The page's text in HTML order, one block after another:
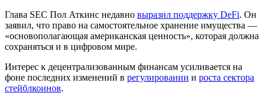
Глава SEC Пол Аткинс недавно выразил поддержку DeFi. Он
заявил, что право на самостоятельное хранение имущества —
«основополагающая американская ценность», которая должна
сохраняться и в цифровом мире.
Интерес к децентрализованным финансам усиливается на
фоне последних изменений в регулировании и роста сектора
стейблкоинов.